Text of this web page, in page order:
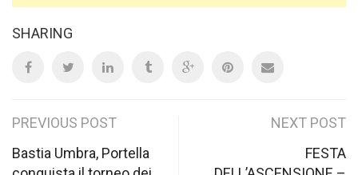
SHARING
Post
navigation
PREVIOUS POST
Bastia Umbra, Portella
NEXT POST
FESTA